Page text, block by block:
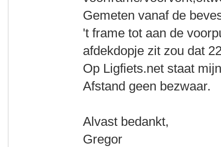
Gemeten vanaf de
't frame tot aan de
afdekdopje zit zou dat
Op Ligfiets.net staat
Afstand geen bezwaar.
Alvast bedankt,
Gregor